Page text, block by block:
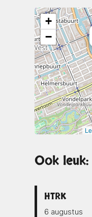
+
−
Ook leuk:
HTRK
6 augustus